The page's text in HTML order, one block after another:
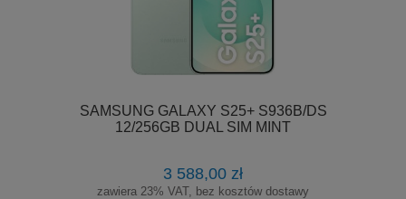
SAMSUNG GALAXY S25+ S936B/DS
12/256GB DUAL SIM MINT
3 588,00 zł
zawiera 23% VAT, bez kosztów dostawy